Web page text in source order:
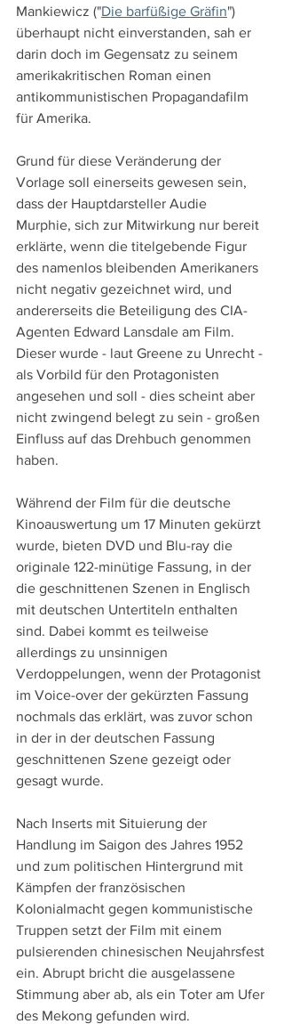
Mankiewicz ("Die barfüßige Gräfin")
überhaupt nicht einverstanden, sah er
darin doch im Gegensatz zu seinem
amerikakritischen Roman einen
antikommunistischen Propagandafilm
für Amerika.
Grund für diese Veränderung der
Vorlage soll einerseits gewesen sein,
dass der Hauptdarsteller Audie
Murphie, sich zur Mitwirkung nur bereit
erklärte, wenn die titelgebende Figur
des namenlos bleibenden Amerikaners
nicht negativ gezeichnet wird, und
andererseits die Beteiligung des CIA-
Agenten Edward Lansdale am Film.
Dieser wurde - laut Greene zu Unrecht -
als Vorbild für den Protagonisten
angesehen und soll - dies scheint aber
nicht zwingend belegt zu sein - großen
Einfluss auf das Drehbuch genommen
haben.
Während der Film für die deutsche
Kinoauswertung um 17 Minuten gekürzt
wurde, bieten DVD und Blu-ray die
originale 122-minütige Fassung, in der
die geschnittenen Szenen in Englisch
mit deutschen Untertiteln enthalten
sind. Dabei kommt es teilweise
allerdings zu unsinnigen
Verdoppelungen, wenn der Protagonist
im Voice-over der gekürzten Fassung
nochmals das erklärt, was zuvor schon
in der in der deutschen Fassung
geschnittenen Szene gezeigt oder
gesagt wurde.
Nach Inserts mit Situierung der
Handlung im Saigon des Jahres 1952
und zum politischen Hintergrund mit
Kämpfen der französischen
Kolonialmacht gegen kommunistische
Truppen setzt der Film mit einem
pulsierenden chinesischen Neujahrsfest
ein. Abrupt bricht die ausgelassene
Stimmung aber ab, als ein Toter am Ufer
des Mekong gefunden wird.